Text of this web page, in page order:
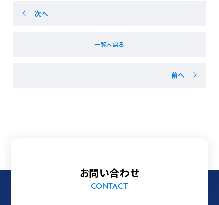
次へ
一覧へ戻る
前へ
お問い合わせ
CONTACT